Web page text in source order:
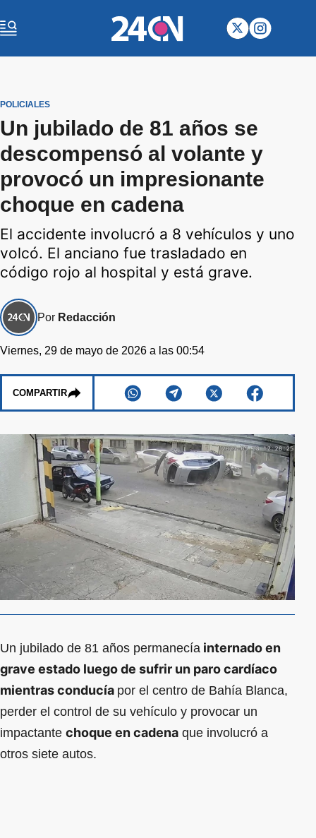
POLICIALES
Un jubilado de 81 años se
descompensó al volante y
provocó un impresionante
choque en cadena
El accidente involucró a 8 vehículos y uno
volcó. El anciano fue trasladado en
código rojo al hospital y está grave.
Por Redacción
Viernes, 29 de mayo de 2026 a las 00:54
COMPARTIR
Un jubilado de 81 años permanecía internado en
grave estado luego de sufrir un paro cardíaco
mientras conducía por el centro de Bahía Blanca,
perder el control de su vehículo y provocar un
impactante choque en cadena que involucró a
otros siete autos.